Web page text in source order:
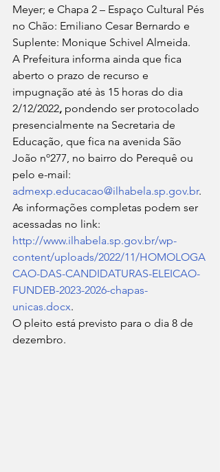
Meyer; e Chapa 2 – Espaço Cultural Pés
no Chão: Emiliano Cesar Bernardo e
Suplente: Monique Schivel Almeida.
A Prefeitura informa ainda que fica
aberto o prazo de recurso e
impugnação até às 15 horas do dia
2/12/2022, pondendo ser protocolado
presencialmente na Secretaria de
Educação, que fica na avenida São
João nº277, no bairro do Perequê ou
pelo e-mail:
admexp.educacao@ilhabela.sp.gov.br.
As informações completas podem ser
acessadas no link:
http://www.ilhabela.sp.gov.br/wp-
content/uploads/2022/11/HOMOLOGA
CAO-DAS-CANDIDATURAS-ELEICAO-
FUNDEB-2023-2026-chapas-
unicas.docx.
O pleito está previsto para o dia 8 de
dezembro.